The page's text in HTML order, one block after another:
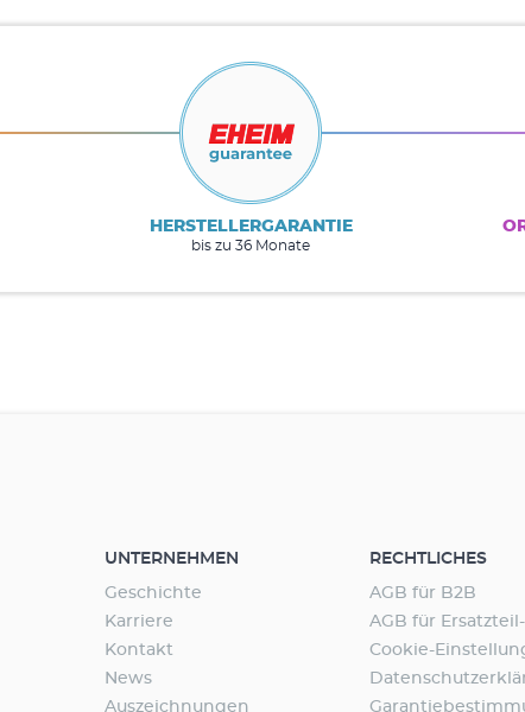
HERSTELLERGARANTIE
bis zu 36 Monate
UNTERNEHMEN
Geschichte
Karriere
Kontakt
News
Auszeichnungen
RECHTLICHES
AGB für B2B
AGB für
Cookie-